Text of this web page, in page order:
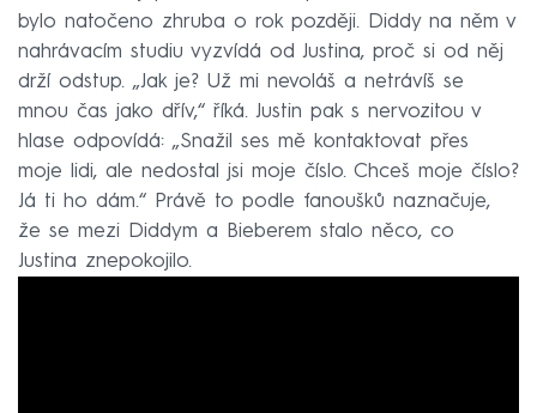
bylo natočeno zhruba o rok později. Diddy na něm v
nahrávacím studiu vyzvídá od Justina, proč si od něj
drží odstup. „Jak je? Už mi nevoláš a netrávíš se
mnou čas jako dřív,“ říká. Justin pak s nervozitou v
hlase odpovídá: „Snažil ses mě kontaktovat přes
moje lidi, ale nedostal jsi moje číslo. Chceš moje číslo?
Já ti ho dám.“ Právě to podle fanoušků naznačuje,
že se mezi Diddym a Bieberem stalo něco, co
Justina znepokojilo.